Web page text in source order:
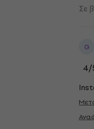
Σε
G
4/